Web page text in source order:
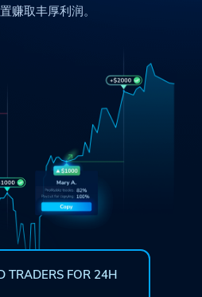
赚取丰厚利润。
TRADERS FOR 24H